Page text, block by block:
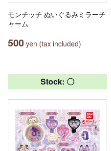
モンチッチ ぬいぐるみミラーチ
ャーム
500 yen (tax included)
Stock: 〇